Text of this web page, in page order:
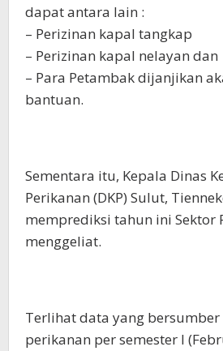
dapat antara lain :
– Perizinan kapal tangkap
– Perizinan kapal nelayan dan
– Para Petambak dijanjikan
bantuan.
Sementara itu, Kepala Dinas
Perikanan (DKP) Sulut,
memprediksi tahun ini Sektor
menggeliat.
Terlihat data yang
perikanan per semester I